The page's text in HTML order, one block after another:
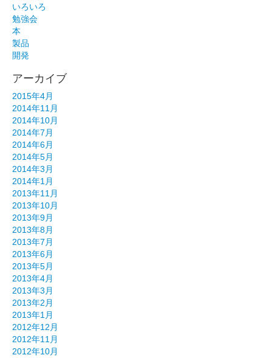
いろいろ
勉強会
本
製品
開発
アーカイブ
2015年4月
2014年11月
2014年10月
2014年7月
2014年6月
2014年5月
2014年3月
2014年1月
2013年11月
2013年10月
2013年9月
2013年8月
2013年7月
2013年6月
2013年5月
2013年4月
2013年3月
2013年2月
2013年1月
2012年12月
2012年11月
2012年10月